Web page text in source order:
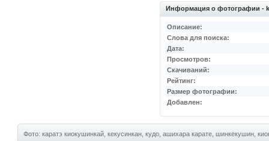
Информация о фотографии -
Описание:
Слова для поиска:
Дата:
Просмотров:
Скачиваний:
Рейтинг:
Размер фотографии:
Добавлен:
Фото: каратэ киокушинкай, кекусинкан, кудо, ашихара карате, шинкекушин,